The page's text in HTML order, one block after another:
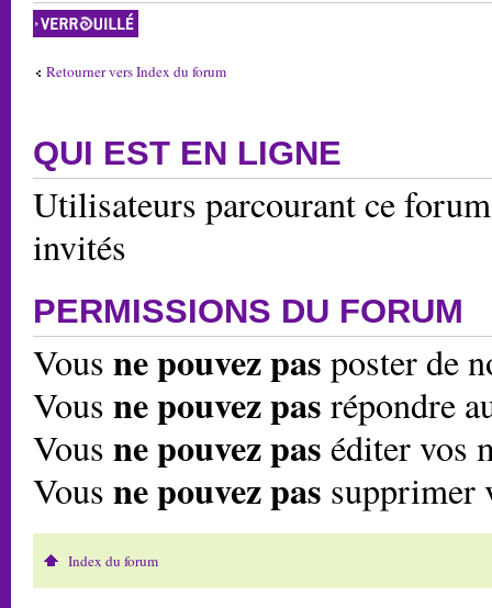
Forum verrouillé
Retourner vers Index du forum
QUI EST EN LIGNE
Utilisateurs parcourant ce
invités
PERMISSIONS DU FORUM
Vous ne pouvez pas poster de
Vous ne pouvez pas répondre
Vous ne pouvez pas éditer vos
Vous ne pouvez pas supprimer
Index du forum